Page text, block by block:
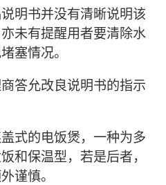
明书并没有清晰说明该
未有提醒用者要清除水
塞情况。
答允改良说明书的指示
式的电饭煲，一种为多
和保温型，若是后者，
谨慎。